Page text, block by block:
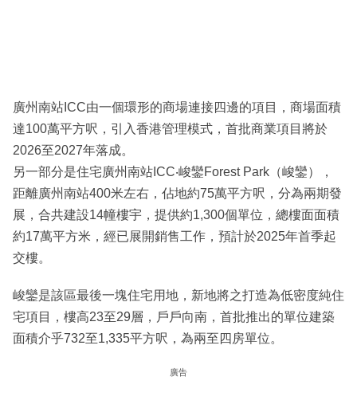
廣州南站ICC由一個環形的商場連接四邊的項目，商場面積
達100萬平方呎，引入香港管理模式，首批商業項目將於
2026至2027年落成。
另一部分是住宅廣州南站ICC‧峻鑾Forest Park（峻鑾），
距離廣州南站400米左右，佔地約75萬平方呎，分為兩期發
展，合共建設14幢樓宇，提供約1,300個單位，總樓面面積
約17萬平方米，經已展開銷售工作，預計於2025年首季起
交樓。
峻鑾是該區最後一塊住宅用地，新地將之打造為低密度純住
宅項目，樓高23至29層，戶戶向南，首批推出的單位建築
面積介乎732至1,335平方呎，為兩至四房單位。
廣告